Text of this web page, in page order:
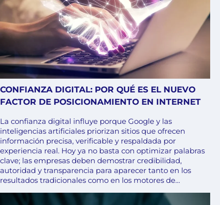
CONFIANZA DIGITAL: POR QUÉ ES EL NUEVO
FACTOR DE POSICIONAMIENTO EN INTERNET
La confianza digital influye porque Google y las
inteligencias artificiales priorizan sitios que ofrecen
información precisa, verificable y respaldada por
experiencia real. Hoy ya no basta con optimizar palabras
clave; las empresas deben demostrar credibilidad,
autoridad y transparencia para aparecer tanto en los
resultados tradicionales como en los motores de…